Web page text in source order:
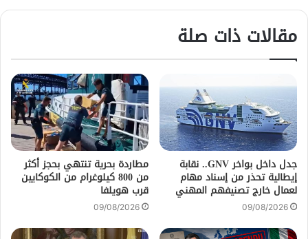
مقالات ذات صلة
جدل داخل بواخر GNV.. نقابة
إيطالية تحذر من إسناد مهام
لعمال خارج تصنيفهم المهني
09/08/2026
مطاردة بحرية تنتهي بحجز أكثر
من 800 كيلوغرام من الكوكايين
قرب هويلفا
09/08/2026